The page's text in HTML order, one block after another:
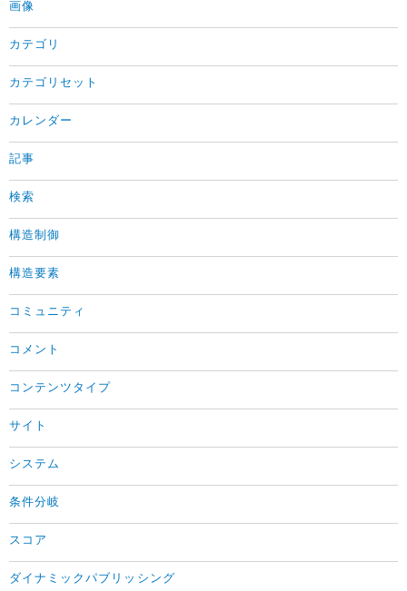
画像
カテゴリ
カテゴリセット
カレンダー
記事
検索
構造制御
構造要素
コミュニティ
コメント
コンテンツタイプ
サイト
システム
条件分岐
スコア
ダイナミックパブリッシング